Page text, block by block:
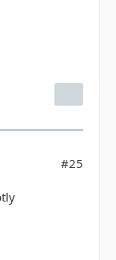
#25